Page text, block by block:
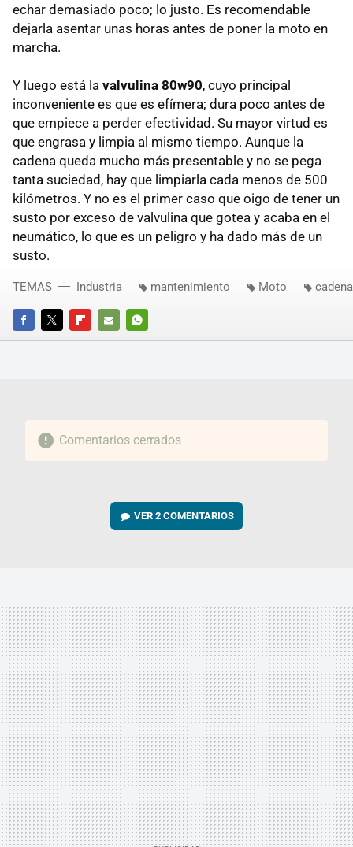
echar demasiado poco; lo justo. Es recomendable
dejarla asentar unas horas antes de poner la moto en
marcha.
Y luego está la valvulina 80w90, cuyo principal
inconveniente es que es efímera; dura poco antes de
que empiece a perder efectividad. Su mayor virtud es
que engrasa y limpia al mismo tiempo. Aunque la
cadena queda mucho más presentable y no se pega
tanta suciedad, hay que limpiarla cada menos de 500
kilómetros. Y no es el primer caso que oigo de tener un
susto por exceso de valvulina que gotea y acaba en el
neumático, lo que es un peligro y ha dado más de un
susto.
FACEBOOKTWITTERFLIPBOARD
E-
WHATSAPP
TEMAS Industria mantenimiento Moto cadena
Comentarios cerrados
VER2 COMENTARIOS